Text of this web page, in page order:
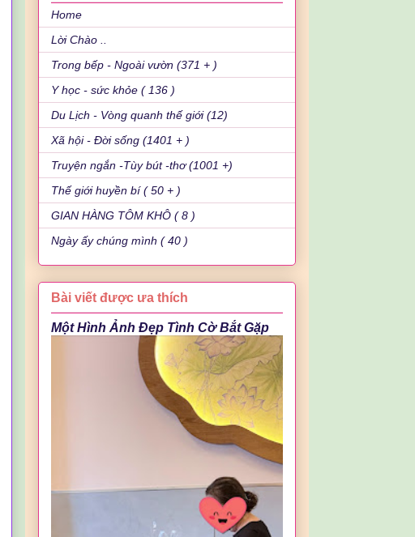
Home
Lời Chào ..
Trong bếp - Ngoài vườn (371 + )
Y học - sức khỏe ( 136 )
Du Lịch - Vòng quanh thế giới (12)
Xã hội - Đời sống (1401 + )
Truyện ngắn -Tùy bút -thơ (1001 +)
Thế giới huyền bí ( 50 + )
GIAN HÀNG TÔM KHÔ ( 8 )
Ngày ấy chúng mình ( 40 )
Bài viết được ưa thích
Một Hình Ảnh Đẹp Tình Cờ Bắt Gặp